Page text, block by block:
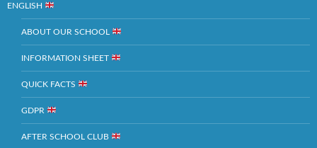
ENGLISH
ABOUT OUR SCHOOL
INFORMATION SHEET
QUICK FACTS
GDPR
AFTER SCHOOL CLUB